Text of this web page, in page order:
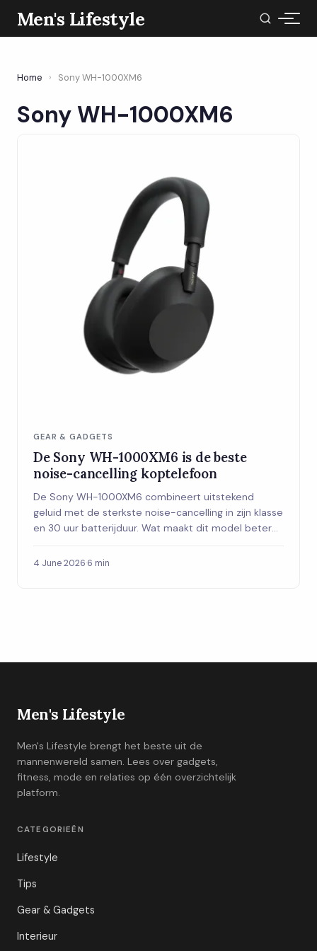
Men's Lifestyle
Home › Sony WH-1000XM6
Sony WH-1000XM6
GEAR & GADGETS
De Sony WH-1000XM6 is de beste
noise-cancelling koptelefoon
De Sony WH-1000XM6 combineert uitstekend
geluid met de sterkste noise-cancelling in zijn klasse
en 30 uur batterijduur. Wat maakt dit model beter
waard?
4 June 2026·6 min
Men's Lifestyle
Men's Lifestyle brengt het beste uit de
mannenwereld samen. Lees over gadgets,
fitness, mode en relaties op één overzichtelijk
platform.
CATEGORIEËN
Lifestyle
Tips
Gear & Gadgets
Interieur